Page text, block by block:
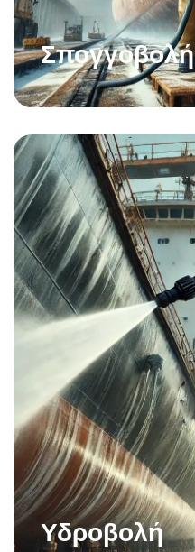
Σπογγοβολή
Υδροβολή